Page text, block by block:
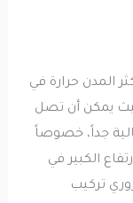
حرارة في
أن تصل
جداً، خصوصاً
في